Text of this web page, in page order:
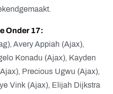
Onder 17:
Avery Appiah (Ajax),
Konadu (Ajax), Kayden
Precious Ugwu (Ajax),
Vink (Ajax), Elijah Dijkstra